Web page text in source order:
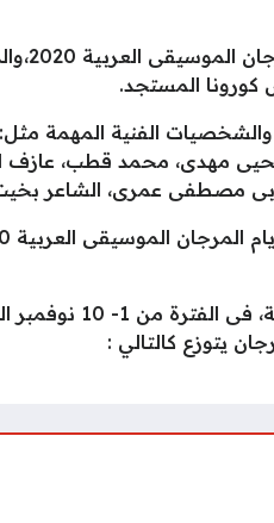
افتتحت
المستجد.
2020،كرموا العديد من الفنانين
مهدى، محمد قطب، عازف
مصطفى عمرى، الشاعر